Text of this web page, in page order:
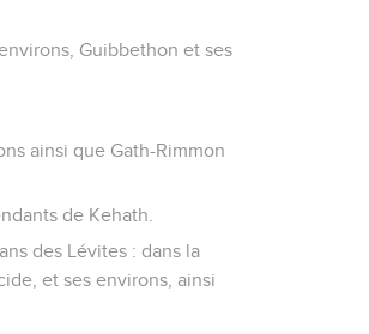
Guibbethon et ses
ainsi que Gath-Rimmon
de Kehath.
des Lévites : dans la
et ses environs, ainsi